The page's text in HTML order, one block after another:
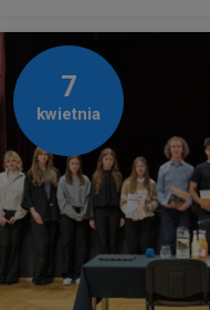
7
kwietnia